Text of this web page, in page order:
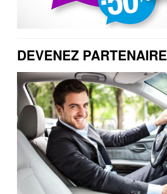
DEVENEZ PARTENAIRE